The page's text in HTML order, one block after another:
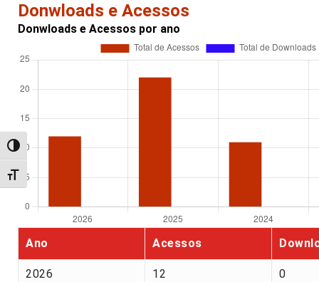
Alternar alto contraste
Alternar tamanho da fonte
Donwloads e Acessos
Donwloads e Acessos por ano
Ano Acessos
2026 12 0